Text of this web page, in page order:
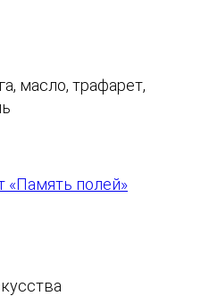
масло, трафарет,
«Память полей»